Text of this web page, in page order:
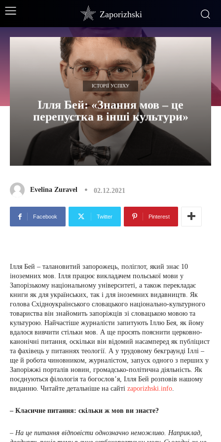
Zaporizhski
ІСТОРІЇ УСПІХУ
Ілля Бей: «Знання мов – це
перепустка в інші культури»
Evelina Zuravel 02.12.2021
Facebook Twitter Pinterest
Ілля Бей – талановитий запорожець, поліглот, який знає 10
іноземних мов. Ілля працює викладачем польської мови у
Запорізькому національному університеті, а також перекладає
книги як для українських, так і для іноземних видавництв. Як
голова Східноукраїнського словацького національно-культурного
товариства він знайомить запоріжців зі словацькою мовою та
культурою. Найчастіше журналісти запитують Іллю Бея, як йому
вдалося вивчити стільки мов. А ще просять пояснити церковно-
канонічні питання, оскільки він відомий насамперед як публіцист
та фахівець у питаннях теології. А у трудовому бекграунді Іллі –
ще й робота чиновником, журналістом, запуск одного з перших у
Запоріжжі порталів новин, громадсько-політична діяльність. Як
поєднуються філологія та богослов’я, Ілля Бей розповів нашому
виданню. Читайте детальніше на сайті zaporizhski.info.
– Класичне питання: скільки ж мов ви знаєте?
– На це питання відповісти однозначно неможливо. Наприклад,